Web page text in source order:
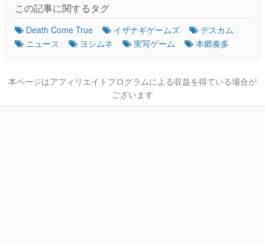
この記事に関するタグ
Death Come True イザナギゲームズ
デスカム
ニュース
ヨシムネ 実写ゲーム 本郷奏多
本ページはアフィリエイトプログラムによる収益を得ている場合が
ございます